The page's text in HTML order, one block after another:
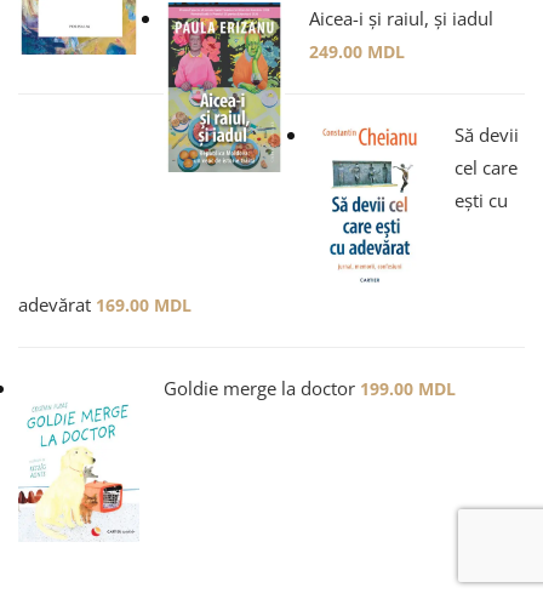
Aicea-i și raiul, și iadul
249.00 MDL
Să devii
cel care
ești cu
adevărat 169.00 MDL
Goldie merge la doctor 199.00 MDL